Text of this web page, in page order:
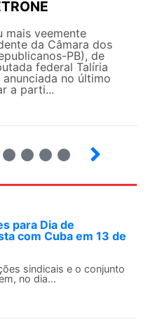
mais veemente
da Câmara dos
PB), de
federal Talíria
anunciada no último
a parti...
para Dia de
com Cuba em 13 de
sindicais e o conjunto
no dia...